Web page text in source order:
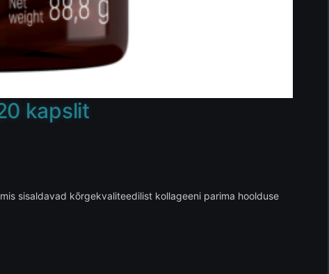
kapslit
sisaldavad kõrgekvaliteedilist kollageeni parima hoolduse